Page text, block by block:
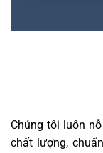
Chúng tôi luôn
chất lượng,